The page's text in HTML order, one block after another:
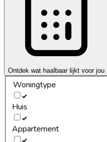
Ontdek wat haalbaar lijkt voor jou
Woningtype
Huis
Appartement